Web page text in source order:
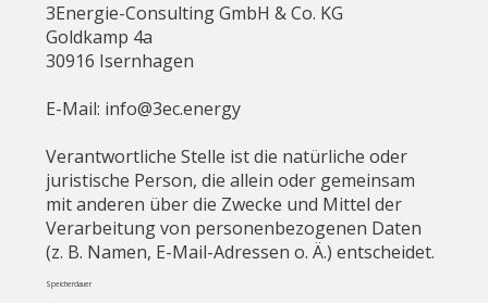
3Energie-Consulting GmbH & Co. KG
Goldkamp 4a
30916 Isernhagen
E-Mail: info@3ec.energy
Verantwortliche Stelle ist die natürliche oder
juristische Person, die allein oder gemeinsam
mit anderen über die Zwecke und Mittel der
Verarbeitung von personenbezogenen Daten
(z. B. Namen, E-Mail-Adressen o. Ä.) entscheidet.
Speicherdauer